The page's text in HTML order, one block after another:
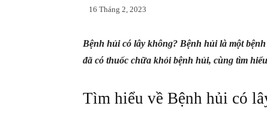
16 Tháng 2, 2023
Bệnh hủi có lây không? Bệnh hủi là một
đã có thuốc chữa khỏi bệnh hủi, cùng tìm
Tìm hiểu về Bệnh hủi có